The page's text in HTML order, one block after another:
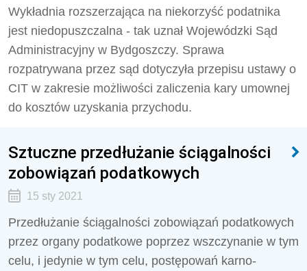
Wykładnia rozszerzająca na niekorzyść podatnika
jest niedopuszczalna - tak uznał Wojewódzki Sąd
Administracyjny w Bydgoszczy. Sprawa
rozpatrywana przez sąd dotyczyła przepisu ustawy o
CIT w zakresie możliwości zaliczenia kary umownej
do kosztów uzyskania przychodu.
Sztuczne przedłużanie ściągalności
zobowiązań podatkowych
15 sty 2021
Przedłużanie ściągalności zobowiązań podatkowych
przez organy podatkowe poprzez wszczynanie w tym
celu, i jedynie w tym celu, postępowań karno-